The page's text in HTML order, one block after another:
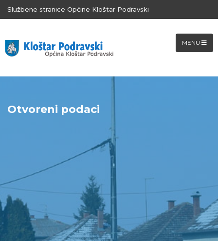
Službene stranice Općine Kloštar Podravski
MENU
Otvoreni podaci